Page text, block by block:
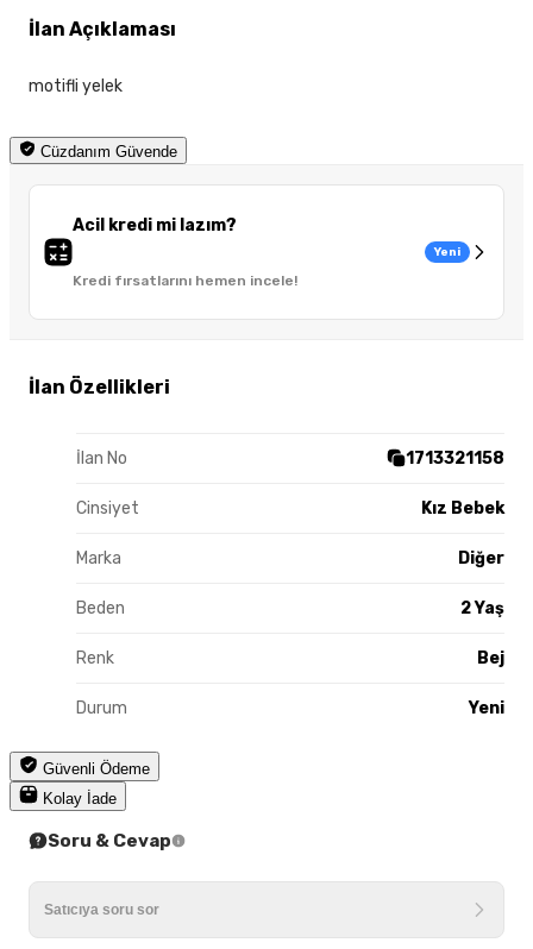
Cüzdanım Güvende
Acil kredi mi lazım?
Kredi fırsatlarını hemen incele!
Yeni
İlan Özellikleri
İlan No 1713321158
Cinsiyet Kız Bebek
Marka Diğer
Beden 2 Yaş
Renk Bej
Durum Yeni
Güvenli Ödeme
Kolay İade
İlan Açıklaması
motifli yelek
Soru & Cevap